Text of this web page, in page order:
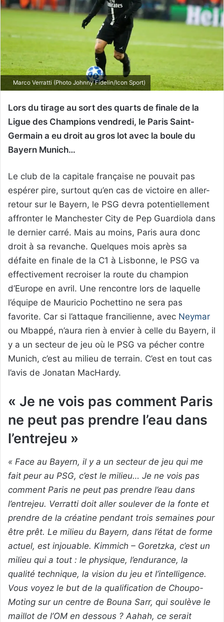
Marco Verratti (Photo Johnny Fidelin/Icon Sport)
Lors du tirage au sort des quarts de finale de la
Ligue des Champions vendredi, le Paris Saint-
Germain a eu droit au gros lot avec la boule du
Bayern Munich…
Le club de la capitale française ne pouvait pas
espérer pire, surtout qu’en cas de victoire en aller-
retour sur le Bayern, le PSG devra potentiellement
affronter le Manchester City de Pep Guardiola dans
le dernier carré. Mais au moins, Paris aura donc
droit à sa revanche. Quelques mois après sa
défaite en finale de la C1 à Lisbonne, le PSG va
effectivement recroiser la route du champion
d’Europe en avril. Une rencontre lors de laquelle
l’équipe de Mauricio Pochettino ne sera pas
favorite. Car si l’attaque francilienne, avec Neymar
ou Mbappé, n’aura rien à envier à celle du Bayern, il
y a un secteur de jeu où le PSG va pécher contre
Munich, c’est au milieu de terrain. C’est en tout cas
l’avis de Jonatan MacHardy.
« Je ne vois pas comment Paris
ne peut pas prendre l’eau dans
l’entrejeu »
« Face au Bayern, il y a un secteur de jeu qui me
fait peur au PSG, c’est le milieu… Je ne vois pas
comment Paris ne peut pas prendre l’eau dans
l’entrejeu. Verratti doit aller soulever de la fonte et
prendre de la créatine pendant trois semaines pour
être prêt. Le milieu du Bayern, dans l’état de forme
actuel, est injouable. Kimmich – Goretzka, c’est un
milieu qui a tout : le physique, l’endurance, la
qualité technique, la vision du jeu et l’intelligence.
Vous voyez le but de la qualification de Choupo-
Moting sur un centre de Bouna Sarr, qui soulève le
maillot de l’OM en dessous ? Aahah, ce serait